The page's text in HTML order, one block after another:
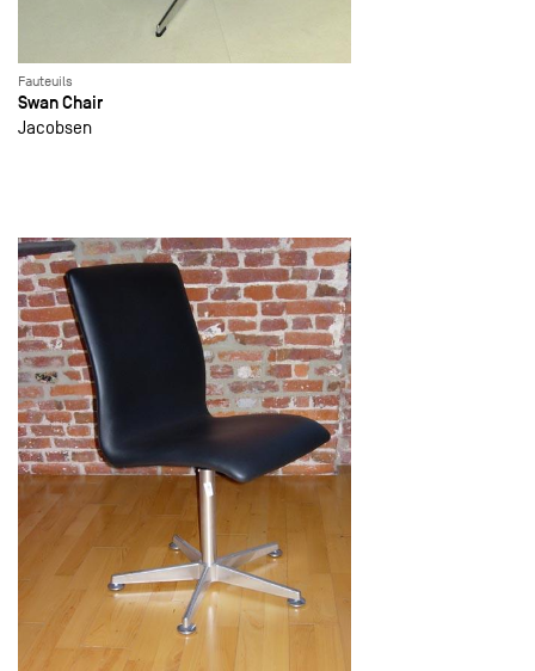
Fauteuils
Swan Chair
Jacobsen